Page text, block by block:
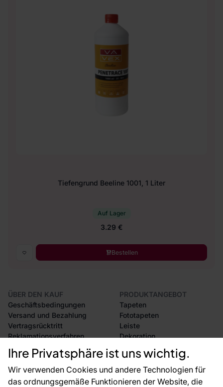
Ihre Privatsphäre ist uns wichtig.
Wir verwenden Cookies und andere Technologien für
das ordnungsgemäße Funktionieren der Website, die
Tiefengrund Beeline 1001, 1 Liter
Auf Lager
3.29 €
Bestellen
ÜBER DEN KAUF
Geschäftsbedingungen
Versand und Bezahlung
Vertragsrücktritt
Reklamationsverfahren
Rücksendung von Waren
CE-Zertifizierung
Großhandel
Raumvisualisierung
PRODUKTANGEBOT
Tapeten
Fototapeten
Leiste
Dekoration
Selbstklebende Folien
Zubehör
Tapetenmuster